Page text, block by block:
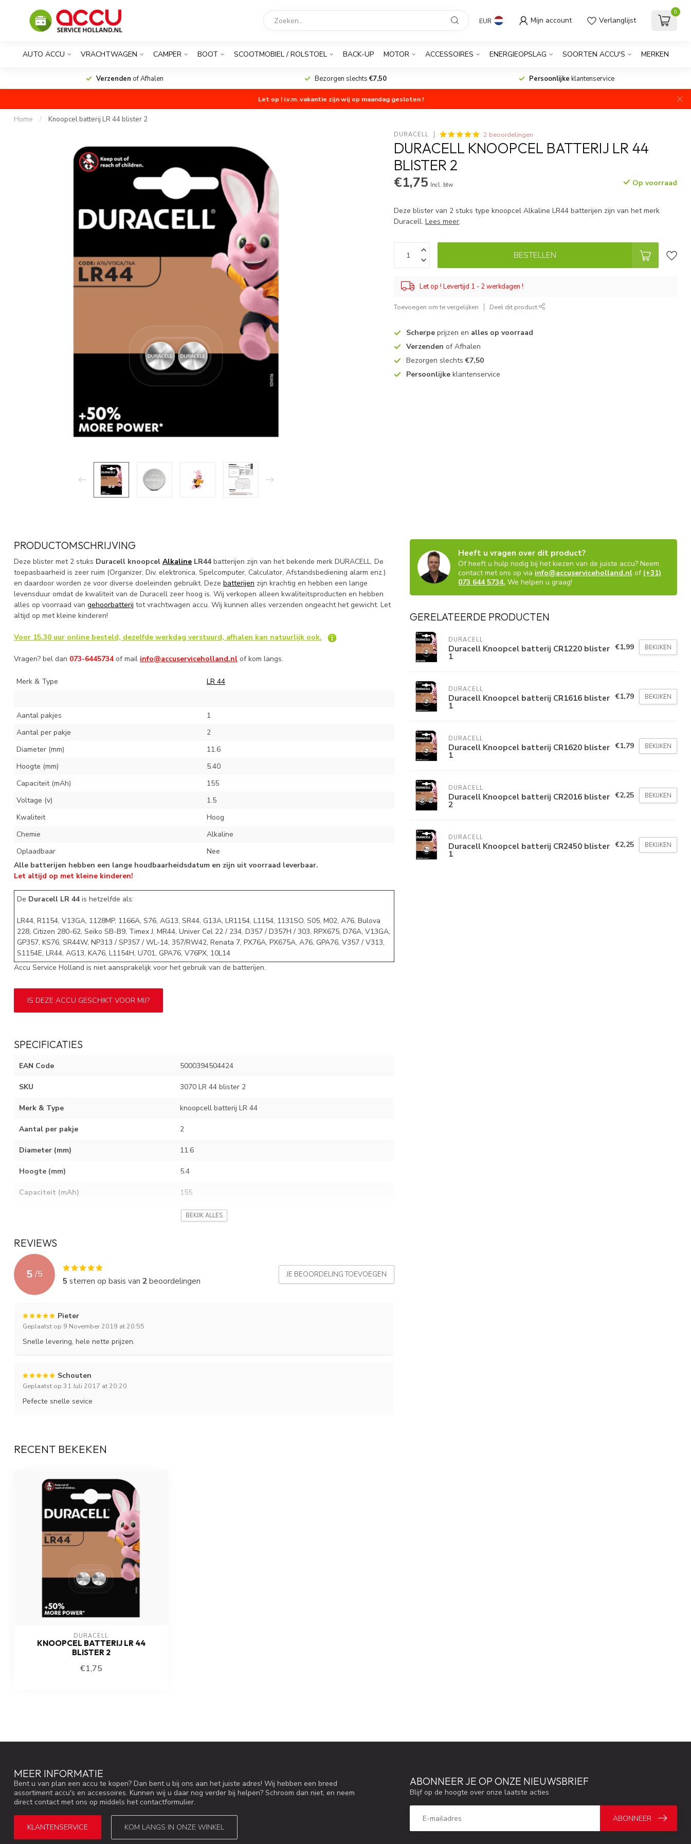
EUR Mijn account Verlanglijst
0
AUTO ACCU VRACHTWAGEN CAMPER BOOT SCOOTMOBIEL / ROLSTOEL BACK-UP MOTOR ACCESSOIRES ENERGIEOPSLAG SOORTEN ACCU'S MERKEN
Verzenden of Afhalen Bezorgen slechts€7,50 Persoonlijke klantenservice
Let op ! i.v.m. vakantie zijn wij op maandag gesloten !
Home / Knoopcel batterij LR 44 blister 2
DURACELL 2 beoordelingen
DURACELL KNOOPCEL BATTERIJ LR 44
BLISTER 2
€1,75 Incl. btw Op voorraad
Deze blister van 2 stuks type knoopcel Alkaline LR44 batterijen zijn van het merk
Duracell.Lees meer.
BESTELLEN
Let op ! Levertijd 1 - 2 werkdagen !
Toevoegen om te vergelijken Deel dit product
Scherpe prijzen en alles op voorraad
Verzenden of Afhalen
Bezorgen slechts€7,50
Persoonlijke klantenservice
PRODUCTOMSCHRIJVING
Deze blister met 2 stuks Duracell knoopcel Alkaline LR44 batterijen zijn van het bekende merk DURACELL. De
toepasbaarheid is zeer ruim (Organizer, Div. elektronica, Spelcomputer, Calculator, Afstandsbediening alarm enz.)
en daardoor worden ze voor diverse doeleinden gebruikt. Deze batterijen zijn krachtig en hebben een lange
levensduur omdat de kwaliteit van de Duracell zeer hoog is. Wij verkopen alleen kwaliteitsproducten en hebben
alles op voorraad van gehoorbatterij tot vrachtwagen accu. Wij kunnen alles verzenden ongeacht het gewicht. Let
altijd op met kleine kinderen!
Voor 15.30 uur online besteld, dezelfde werkdag verstuurd, afhalen kan natuurlijk ook.
Vragen? bel dan 073-6445734 of mail info@accuserviceholland.nl of kom langs.
Merk & Type LR 44
Aantal pakjes
1
Aantal per pakje
2
Diameter (mm)
11.6
Hoogte (mm)
5.40
Capaciteit (mAh)
155
Voltage (v)
1.5
Kwaliteit
Hoog
Chemie
Alkaline
Oplaadbaar
Nee
Alle batterijen hebben een lange houdbaarheidsdatum en zijn uit voorraad leverbaar.
Let altijd op met kleine kinderen!
De Duracell LR 44 is hetzelfde als:
LR44, R1154, V13GA, 1128MP, 1166A, S76, AG13, SR44, G13A, LR1154, L1154, 1131SO, S05, M02, A76, Bulova
228, Citizen 280-62, Seiko SB-B9, Timex J, MR44, Univer Cel 22 / 234, D357 / D357H / 303, RPX675, D76A, V13GA,
GP357, KS76, SR44W, NP313 / SP357 / WL-14, 357/RW42, Renata 7, PX76A, PX675A, A76, GPA76, V357 / V313,
S1154E, LR44, AG13, KA76, L1154H, U701, GPA76, V76PX, 10L14
Accu Service Holland is niet aansprakelijk voor het gebruik van de batterijen.
IS DEZE ACCU GESCHIKT VOOR MIJ?
SPECIFICATIES
EAN Code 5000394504424
SKU 3070 LR 44 blister 2
Merk & Type knoopcell batterij LR 44
Aantal per pakje 2
Diameter (mm) 11.6
Hoogte (mm) 5.4
Capaciteit (mAh) 155
1.5
Chemie
Oplaadbaar
BEKIJK ALLES
REVIEWS
5 /5
5 sterren op basis van 2beoordelingen
JE BEOORDELING TOEVOEGEN
Pieter
Geplaatst op 9 November 2019 at 20:55
Snelle levering, hele nette prijzen.
Schouten
Geplaatst op 31 Juli 2017 at 20:20
Pefecte snelle sevice
Heeft u vragen over dit product?
Of heeft u hulp nodig bij het kiezen van de juiste accu? Neem
contact met ons op via info@accuserviceholland.nl of (+31)
073 644 5734. We helpen u graag!
GERELATEERDE PRODUCTEN
DURACELL
Duracell Knoopcel batterij CR1220 blister
1
€1,99 BEKIJKEN
DURACELL
Duracell Knoopcel batterij CR1616 blister
1
€1,79 BEKIJKEN
DURACELL
Duracell Knoopcel batterij CR1620 blister
1
€1,79 BEKIJKEN
DURACELL
Duracell Knoopcel batterij CR2016 blister
2
€2,25 BEKIJKEN
DURACELL
Duracell Knoopcel batterij CR2450 blister
1
€2,25 BEKIJKEN
RECENT BEKEKEN
DURACELL
KNOOPCEL BATTERIJ LR 44
BLISTER 2
€1,75
MEER INFORMATIE
Bent u van plan een accu te kopen? Dan bent u bij ons aan het juiste adres! Wij hebben een breed
assortiment accu's en accessoires. Kunnen wij u daar nog verder bij helpen? Schroom dan niet, en neem
direct contact met ons op middels het contactformulier.
KLANTENSERVICE KOM LANGS IN ONZE WINKEL
ABONNEER JE OP ONZE NIEUWSBRIEF
Blijf op de hoogte over onze laatste acties
ABONNEER